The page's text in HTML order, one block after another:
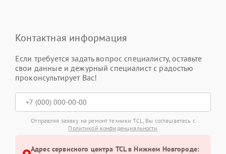
Контактная информация
Если требуется задать вопрос специалисту, оставьте
свои данные и дежурный специалист с радостью
проконсультирует Вас!
Отправляя заявку на ремонт техники TCL, Вы соглашаетесь с
Политикой конфиденциальности
Адрес сервисного центра TCL в Нижнем Новгороде: